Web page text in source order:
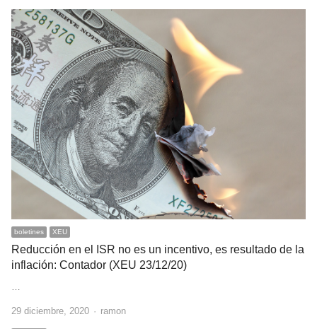
boletines XEU
Reducción en el ISR no es un incentivo, es resultado de la
inflación: Contador (XEU 23/12/20)
…
29 diciembre, 2020 Author
ramon